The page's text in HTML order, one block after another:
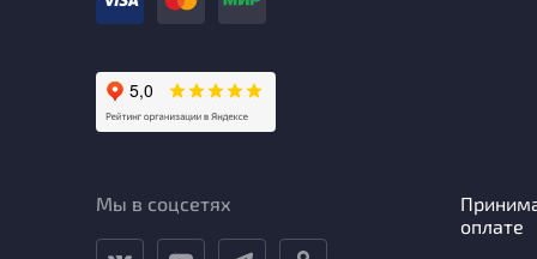
Мы в соцсетях
оплате